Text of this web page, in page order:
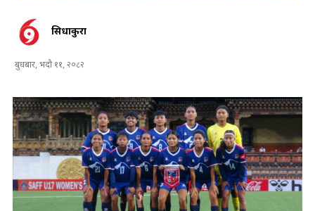
सिधाकुरा
बुधबार, भदौ ११, २०८२